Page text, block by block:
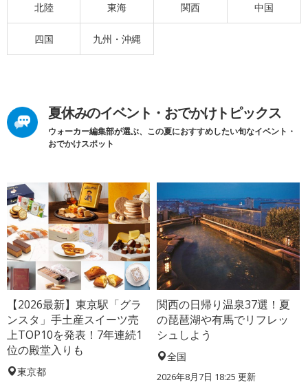
北陸 東海 関西 中国
四国 九州・沖縄
夏休みのイベント・おでかけトピックス
ウォーカー編集部が選ぶ、この夏におすすめしたい旬なイベント・
おでかけスポット
【2026最新】東京駅「グラ
ンスタ」手土産スイーツ売
上TOP10を発表！7年連続1
位の殿堂入りも
東京都
関西の日帰り温泉37選！夏
の琵琶湖や有馬でリフレッ
シュしよう
全国
2026年8月7日 18:25 更新